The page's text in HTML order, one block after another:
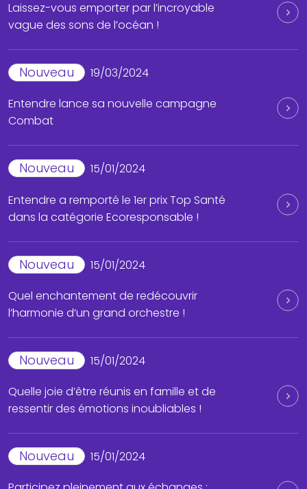
Laissez-vous emporter par l’incroyable
vague des sons de l’océan !
Nouveau
19/03/2024
Entendre lance sa nouvelle campagne
Combat
Nouveau
15/01/2024
Entendre a remporté le 1er prix Top Santé
dans la catégorie Ecoresponsable !
Nouveau
15/01/2024
Quel enchantement de redécouvrir
l’harmonie d’un grand orchestre !
Nouveau
15/01/2024
Quelle joie d’être réunis en famille et de
ressentir des émotions inoubliables !
Nouveau
15/01/2024